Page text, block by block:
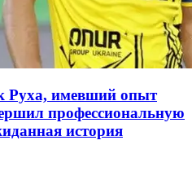
Руха, имевший опыт
профессиональную
история